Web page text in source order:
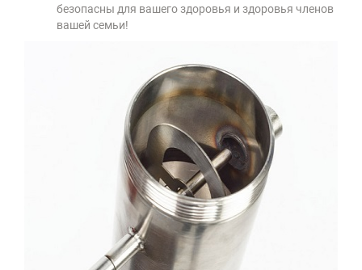
безопасны для вашего здоровья и здоровья членов
вашей семьи!